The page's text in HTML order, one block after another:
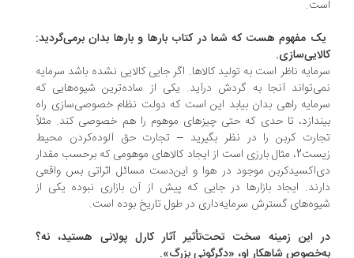
مفهوم هست که شما در کتاب بارها و بارها بدان برمی‌گردید:
ناظر است به تولید کالاها. اگر جایی کالایی نشده باشد سرمایه
آنجا به گردش درآید. یکی از ساده‌ترین شیوه‌هایی که
راهی بدان بیابد این است که دولت نظام خصوصی‌سازی راه
تا حدی که حتی چیزهای موهوم را هم خصوصی کند. مثلاً
کربن را در نظر بگیرید – تجارت حق آلوده‌کردن محیط
زیست2، مثال بارزی است از ایجاد کالاهای موهومی که برحسب مقدار
موجود در هوا و این‌دست مسائل اثراتی بس واقعی
ایجاد بازارها در جایی که پیش از آن بازاری نبوده یکی از
گسترش سرمایه‌داری در طول تاریخ بوده است.
این زمینه سخت تحت‌تأثیر آثار کارل پولانی هستید، نه؟
شاهکار او، «دگرگونی بزرگ».